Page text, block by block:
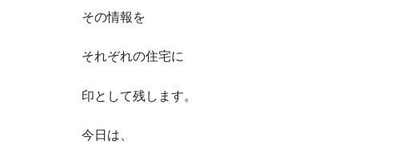
その情報を
それぞれの住宅に
印として残します。
今日は、